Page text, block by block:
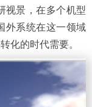
视景，在多个机型
外系统在这一领域
化的时代需要。